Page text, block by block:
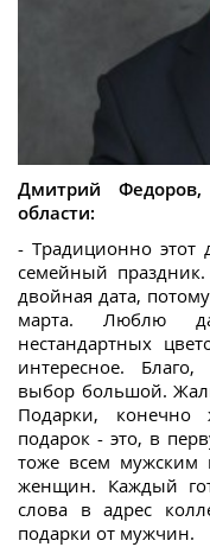
Дмитрий Федоров,
области:
- Традиционно
семейный праздник.
двойная дата,
марта. Люблю
нестандартных
интересное.
выбор большой.
Подарки,
подарок - это, в
тоже всем мужским
женщин. Каждый
слова в адрес
подарки от мужчин.